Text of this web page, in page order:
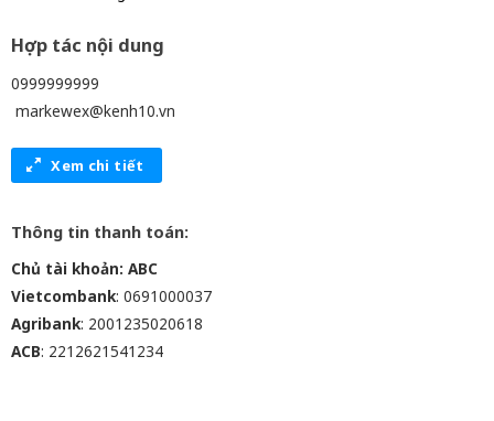
Hợp tác nội dung
0999999999
markewex@kenh10.vn
Xem chi tiết
Thông tin thanh toán:
Chủ tài khoản: ABC
Vietcombank: 0691000037
Agribank: 2001235020618
ACB: 2212621541234